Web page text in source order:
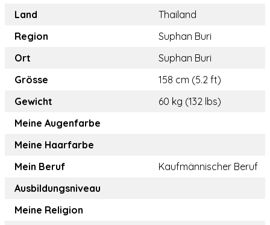
Land
Thailand
Region
Suphan Buri
Ort
Suphan Buri
Grösse
158 cm (5.2 ft)
Gewicht
60 kg (132 lbs)
Meine Augenfarbe
Meine Haarfarbe
Mein Beruf
Kaufmännischer Beruf
Ausbildungsniveau
Meine Religion